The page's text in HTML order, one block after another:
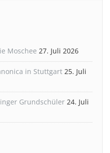
Moschee 27. Juli 2026
in Stuttgart 25. Juli
Grundschüler 24. Juli